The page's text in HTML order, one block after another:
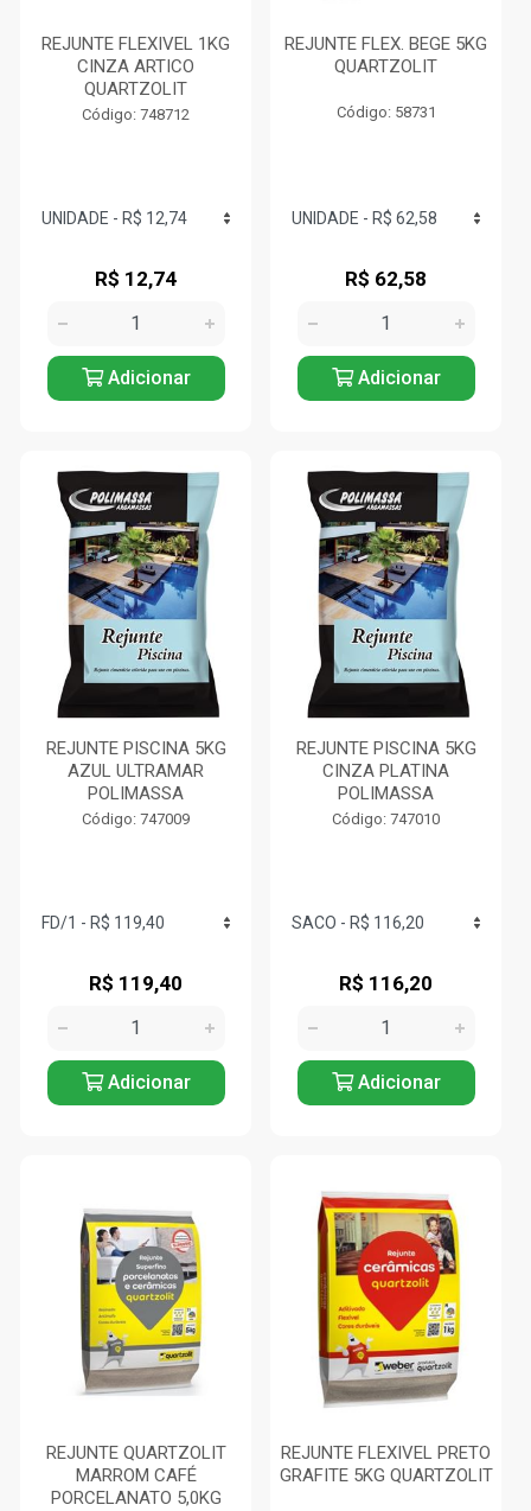
REJUNTE FLEXIVEL 1KG
CINZA ARTICO
QUARTZOLIT
Código: 748712
R$ 12,74
Adicionar
REJUNTE FLEX. BEGE 5KG
QUARTZOLIT
Código: 58731
R$ 62,58
Adicionar
REJUNTE PISCINA 5KG
AZUL ULTRAMAR
POLIMASSA
Código: 747009
R$ 119,40
Adicionar
REJUNTE PISCINA 5KG
CINZA PLATINA
POLIMASSA
Código: 747010
R$ 116,20
Adicionar
REJUNTE QUARTZOLIT
MARROM CAFÉ
PORCELANATO 5,0KG
REJUNTE FLEXIVEL PRETO
GRAFITE 5KG QUARTZOLIT